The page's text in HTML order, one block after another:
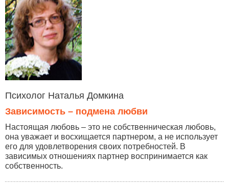
Психолог Наталья Домкина
Зависимость – подмена любви
Настоящая любовь – это не собственническая любовь,
она уважает и восхищается партнером, а не использует
его для удовлетворения своих потребностей. В
зависимых отношениях партнер воспринимается как
собственность.